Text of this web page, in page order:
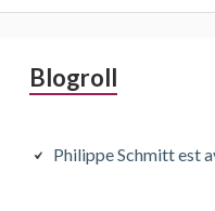
Barre
principale
Blogroll
Philippe Schmitt est